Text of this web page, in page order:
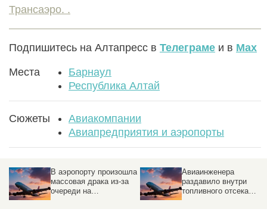
Трансаэро. .
Подпишитесь на Алтапресс в Телеграме и в Max
Места
Барнаул
Республика Алтай
Сюжеты
Авиакомпании
Авиапредприятия и аэропорты
В аэропорту произошла
массовая драка из-за
очереди на
Авиаинженера
раздавило внутри
топливного отсека